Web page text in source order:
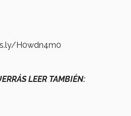
H0wdn4m0
LEER TAMBIÉN: